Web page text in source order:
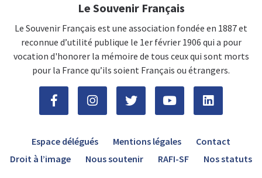
Le Souvenir Français
Le Souvenir Français est une association fondée en 1887 et
reconnue d’utilité publique le 1er février 1906 qui a pour
vocation d'honorer la mémoire de tous ceux qui sont morts
pour la France qu’ils soient Français ou étrangers.
Espace délégués Mentions légales
Contact
Droit à l’image
Nous soutenir RAFI-SF Nos statuts